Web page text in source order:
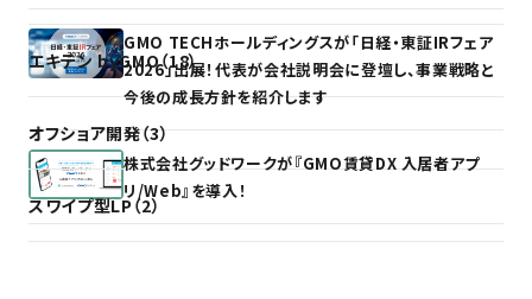
エキテン byGMO（18）
オフショア開発（3）
スワイプ型LP（2）
GMO TECHホールディングスが「日経・東証IRフェア
2026」出展！代表が会社説明会に登壇し、事業戦略と
今後の成長方針を紹介します
株式会社グッドワークが『GMO賃貸DX 入居者アプ
リ/Web』を導入！